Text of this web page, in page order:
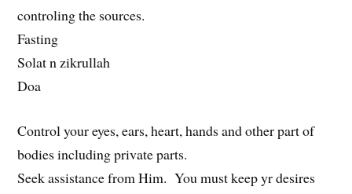
controling the sources.
Fasting
Solat n zikrullah
Doa
Control your eyes, ears, heart, hands and other part of
bodies including private parts.
Seek assistance from Him. You must keep yr desires